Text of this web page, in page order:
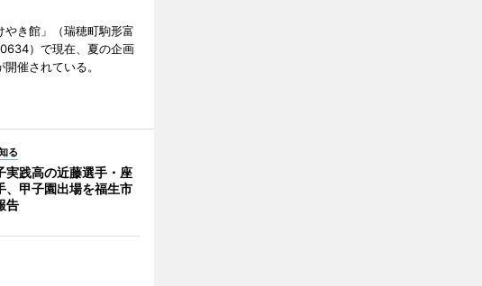
やき館」（瑞穂町駒形富
）で現在、夏の企画
催されている。
る
実践高の近藤選手・座
、甲子園出場を福生市
告